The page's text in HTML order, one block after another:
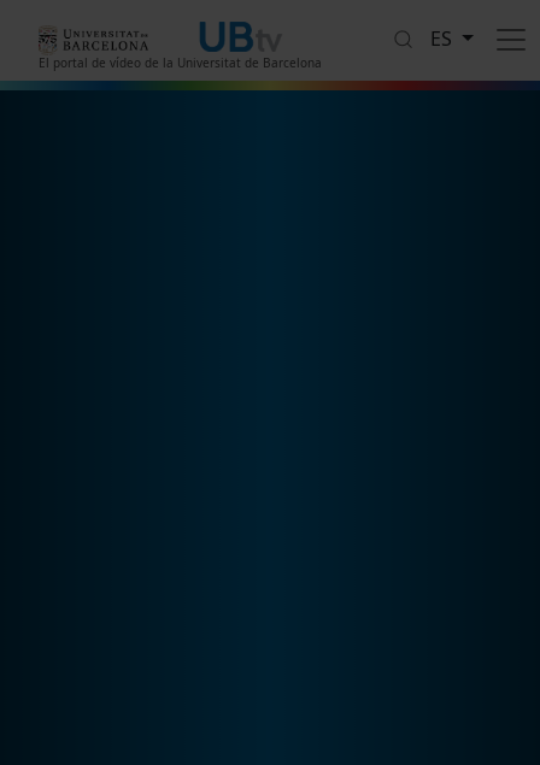
El portal de vídeo de la Universitat de Barcelona
ES